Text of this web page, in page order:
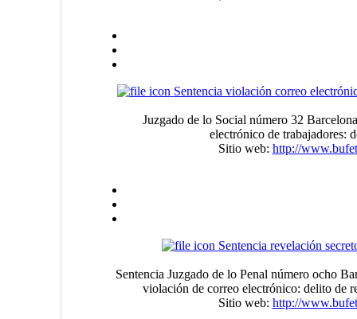
Sentencia violación correo
Juzgado de lo Social número 32
electrónico de trabajadores:
Sitio web: http://
Sentencia revelación
Sentencia Juzgado de lo Penal número ocho
violación de correo electrónico: delito de
Sitio web: http://